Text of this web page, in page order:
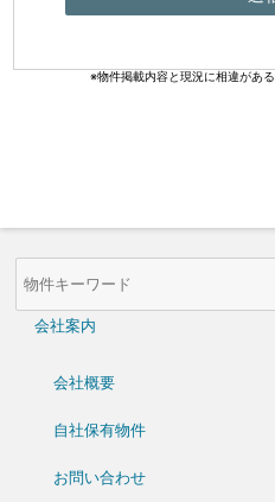
※物件掲載内容と現況に相違があ
物
件
会社案内
会社概要
自社保有物件
お問い合わせ